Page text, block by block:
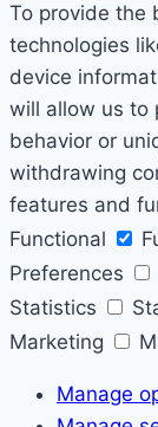
To provide the
technologies
device
will allow us to
behavior or
withdrawing
features and
Functional
Preferences
Statistics
Marketing
Manage